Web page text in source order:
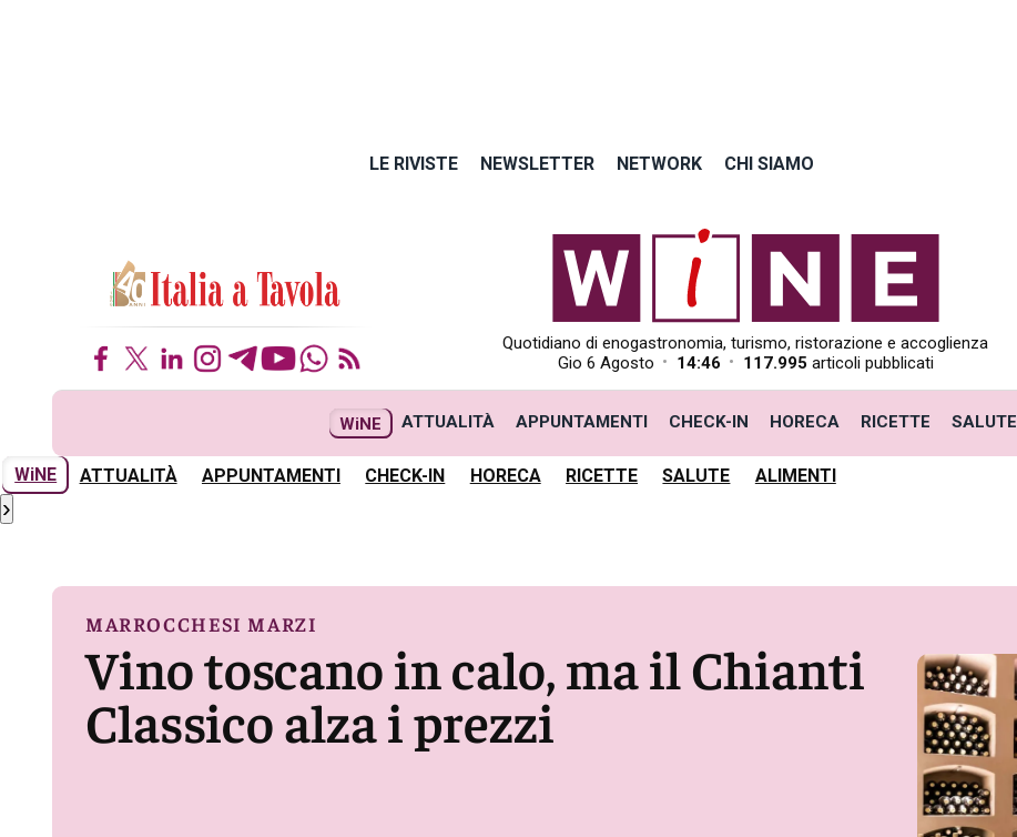
LE RIVISTE NEWSLETTER NETWORK CHI SIAMO
Quotidiano di enogastronomia, turismo, ristorazione e accoglienza
Gio 6 Agosto • 14:46 • 117.995 articoli pubblicati
WiNE ATTUALITÀ APPUNTAMENTI CHECK-IN HORECA RICETTE SALUTE
WiNE ATTUALITÀ APPUNTAMENTI CHECK-IN HORECA RICETTE SALUTE ALIMENTI
›
MARROCCHESI MARZI
Vino toscano in calo, ma il Chianti
Classico alza i prezzi